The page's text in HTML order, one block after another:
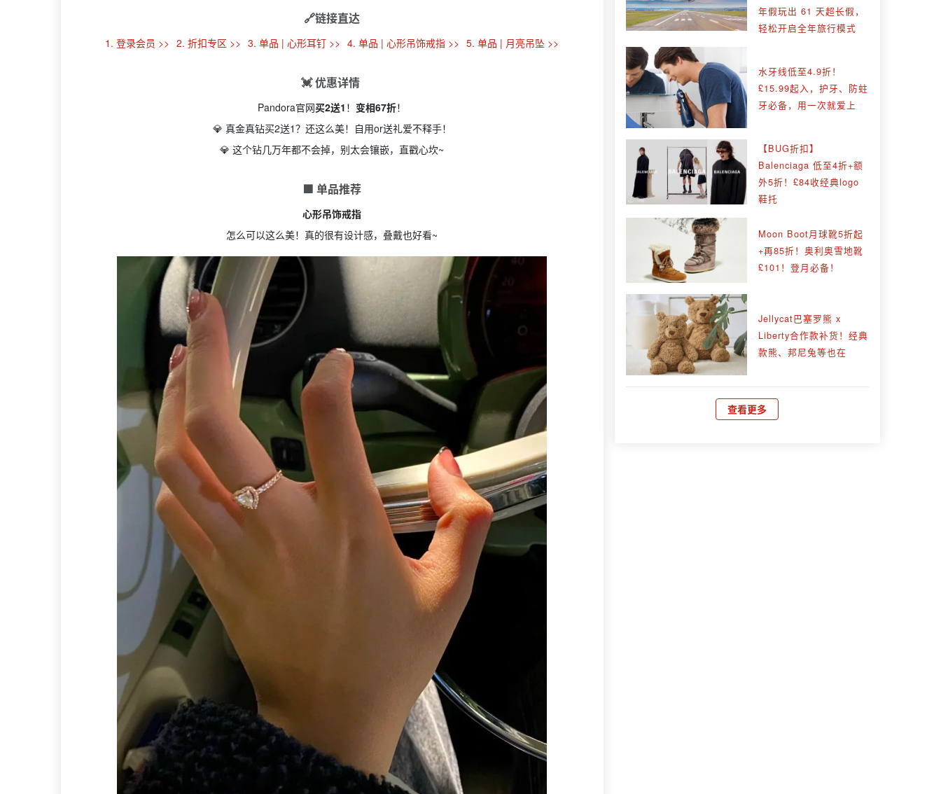
🔗链接直达
1. 登录会员 >> 2. 折扣专区 >> 3. 单品 | 心形耳钉 >> 4. 单品 | 心形吊饰戒指 >> 5. 单品 | 月亮吊坠 >>
💓 优惠详情
Pandora官网买2送1 ！ 变相67折！
💎 真金真钻买2送1？还这么美！自用or送礼爱不释手！
💎 这个钻几万年都不会掉，别太会镶嵌，直戳心坎~
🟩 单品推荐
心形吊饰戒指
怎么可以这么美！真的很有设计感，叠戴也好看~
年假玩出 61 天超长假，
轻松开启全年旅行模式
水牙线低至4.9折！
£15.99起入，护牙、防蛀
牙必备，用一次就爱上
【BUG折扣】
Balenciaga 低至4折+额
外5折！£84收经典logo
鞋托
Moon Boot月球靴5折起
+再85折！奥利奥雪地靴
£101！登月必备！
Jellycat巴塞罗熊 x
Liberty合作款补货！经典
款熊、邦尼兔等也在
查看更多